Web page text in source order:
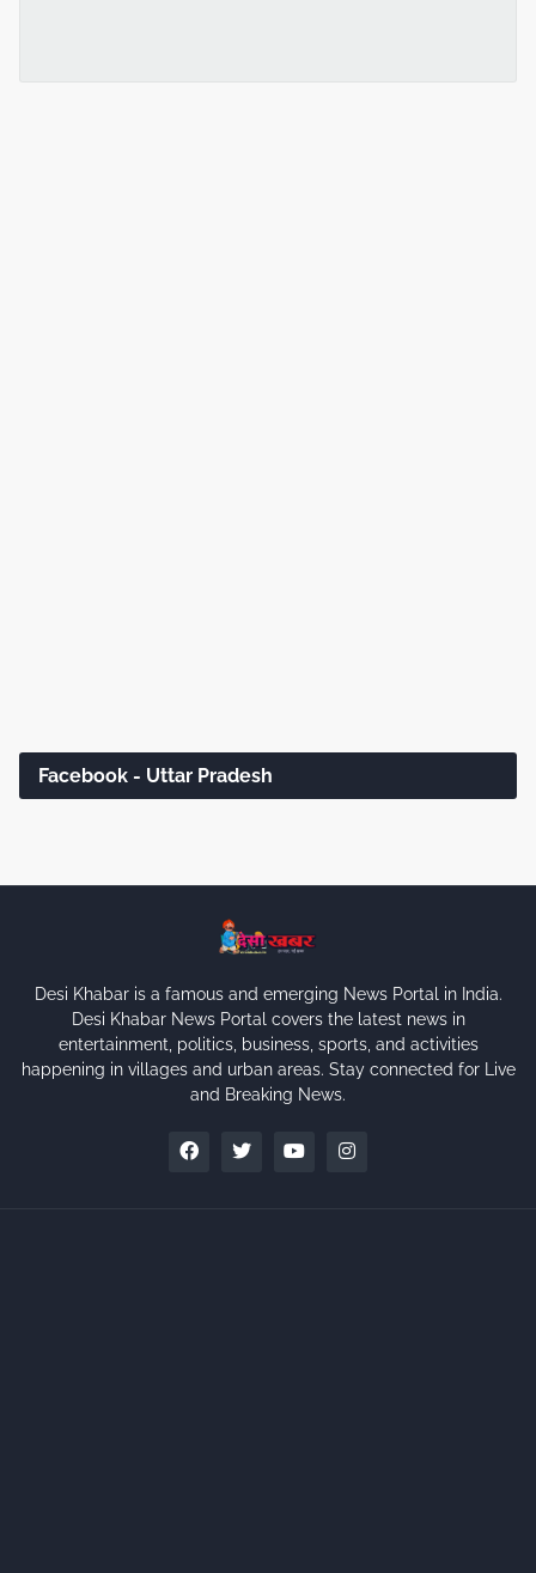
Facebook - Uttar Pradesh
Desi Khabar is a famous and emerging News Portal in India.
Desi Khabar News Portal covers the latest news in
entertainment, politics, business, sports, and activities
happening in villages and urban areas. Stay connected for Live
and Breaking News.